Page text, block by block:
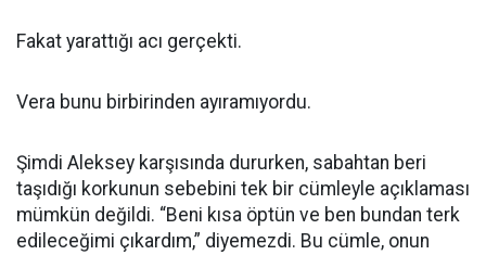
Fakat yarattığı acı gerçekti.
Vera bunu birbirinden ayıramıyordu.
Şimdi Aleksey karşısında dururken, sabahtan beri
taşıdığı korkunun sebebini tek bir cümleyle açıklaması
mümkün değildi. “Beni kısa öptün ve ben bundan terk
edileceğimi çıkardım,” diyemezdi. Bu cümle, onun